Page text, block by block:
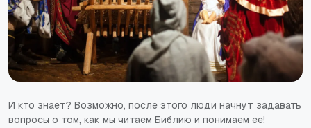
И кто знает? Возможно, после этого люди начнут задавать
вопросы о том, как мы читаем Библию и понимаем ее!